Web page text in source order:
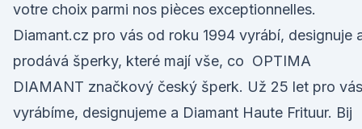
votre choix parmi nos pièces exceptionnelles.
Diamant.cz pro vás od roku 1994 vyrábí, designuje
prodává šperky, které mají vše, co OPTIMA
DIAMANT značkový český šperk. Už 25 let pro vás
vyrábíme, designujeme a Diamant Haute Frituur. Bij